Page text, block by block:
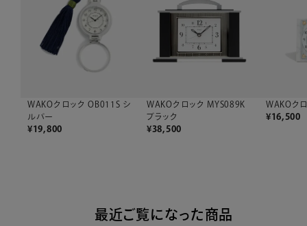
WAKOクロック OB011S シ
ルバー
¥19,800
WAKOクロック MYS089K
ブラック
¥38,500
WAKOク
¥16,500
最近ご覧になった商品